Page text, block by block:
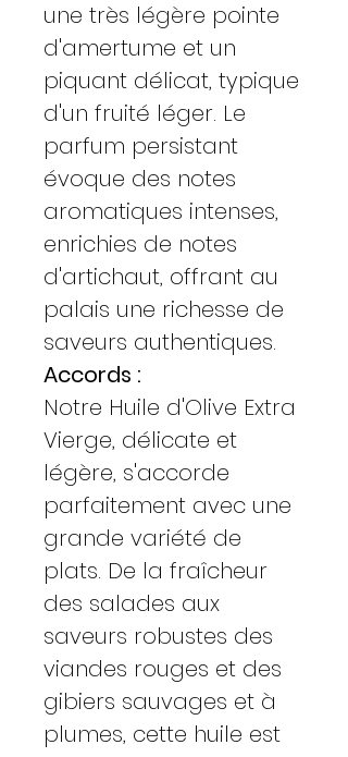
une très légère pointe
d'amertume et un
piquant délicat, typique
d'un fruité léger. Le
parfum persistant
évoque des notes
aromatiques intenses,
enrichies de notes
d'artichaut, offrant au
palais une richesse de
saveurs authentiques.
Accords :
Notre Huile d'Olive Extra
Vierge, délicate et
légère, s'accorde
parfaitement avec une
grande variété de
plats. De la fraîcheur
des salades aux
saveurs robustes des
viandes rouges et des
gibiers sauvages et à
plumes, cette huile est